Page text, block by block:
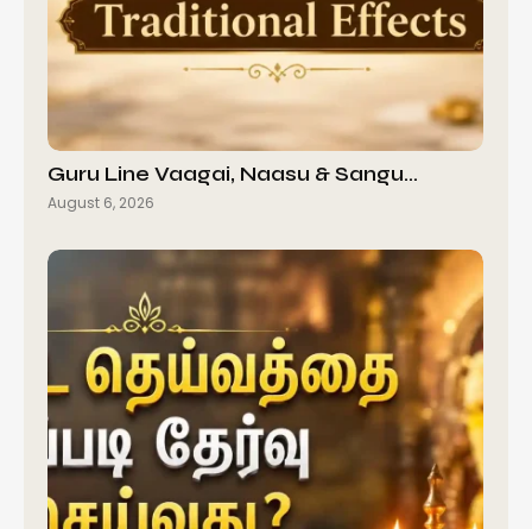
Guru Line Vaagai, Naasu & Sangu…
August 6, 2026